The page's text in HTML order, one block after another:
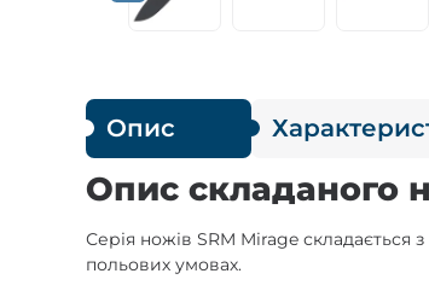
Опис
Опис складаного
Серія ножів SRM Mirage
польових умовах.